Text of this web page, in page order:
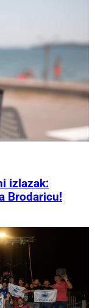
izlazak:
Brodaricu!